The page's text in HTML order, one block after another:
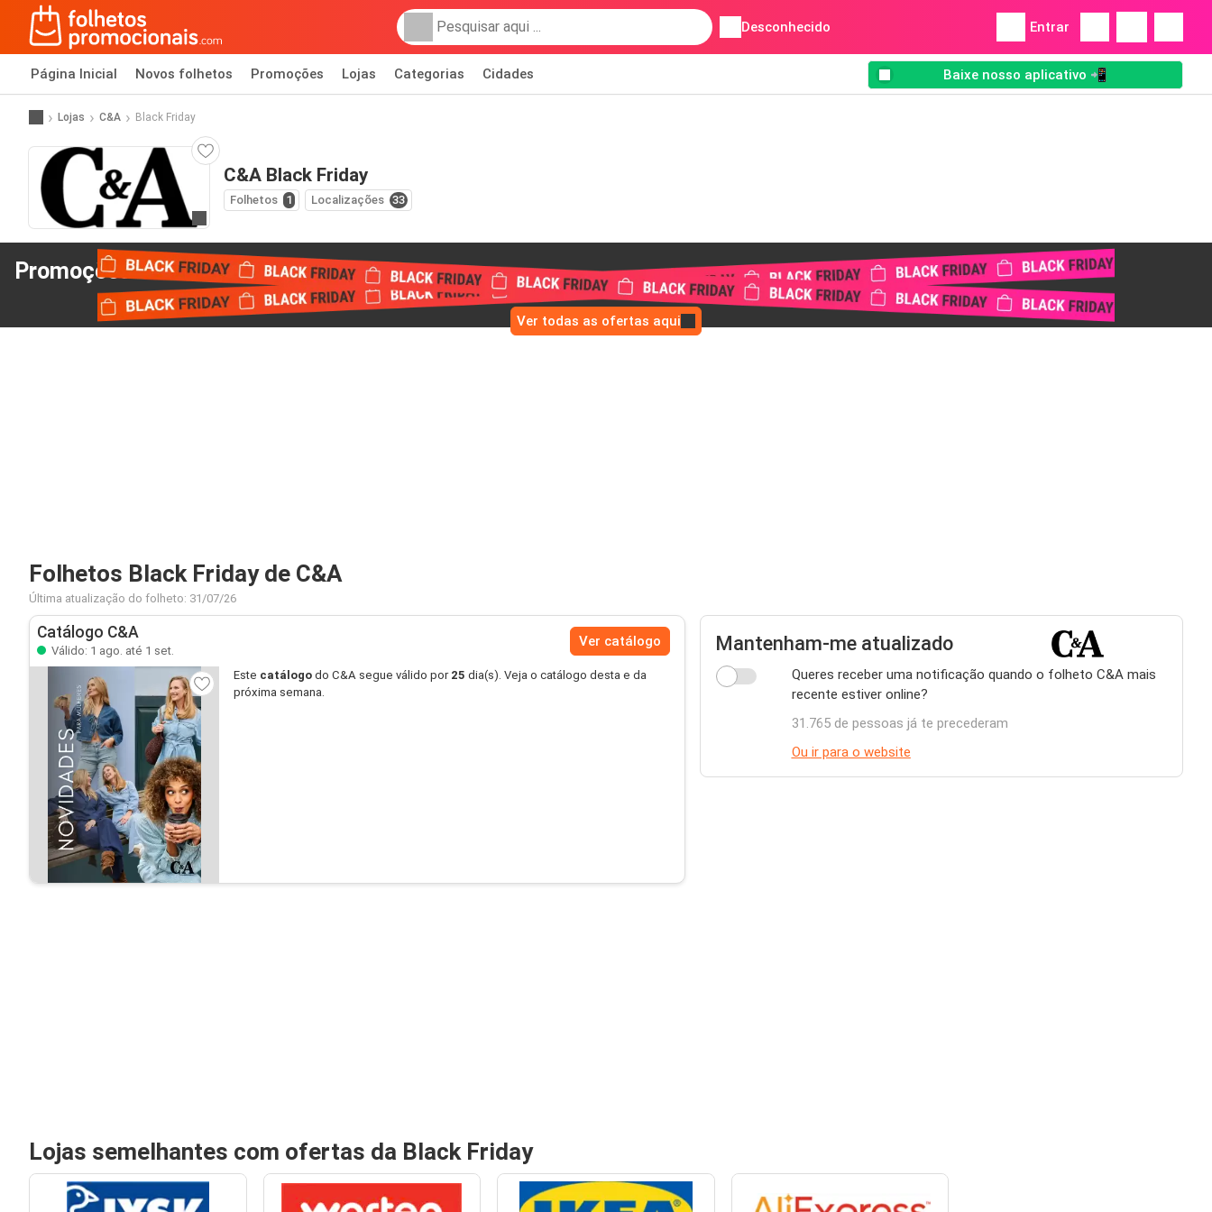
Desconhecido Entrar
Página Inicial Novos folhetos Promoções Lojas Categorias Cidades Baixe nosso aplicativo 📲
Lojas C&A Black Friday
C&A Black Friday
Folhetos 1 Localizações 33
Promoções Black Fridayde C&A
Ver todas as ofertas aqui
Folhetos Black Friday de C&A
Última atualização do folheto: 31/07/26
Catálogo C&A
Válido: 1 ago. até 1 set.
Ver catálogo
Este catálogo do C&A segue válido por 25 dia(s). Veja o catálogo desta e da
próxima semana.
Mantenham-me atualizado
Queres receber uma notificação quando o folheto C&A mais
recente estiver online?
31.765 de pessoas já te precederam
Ou ir para o website
Lojas semelhantes com ofertas da Black Friday